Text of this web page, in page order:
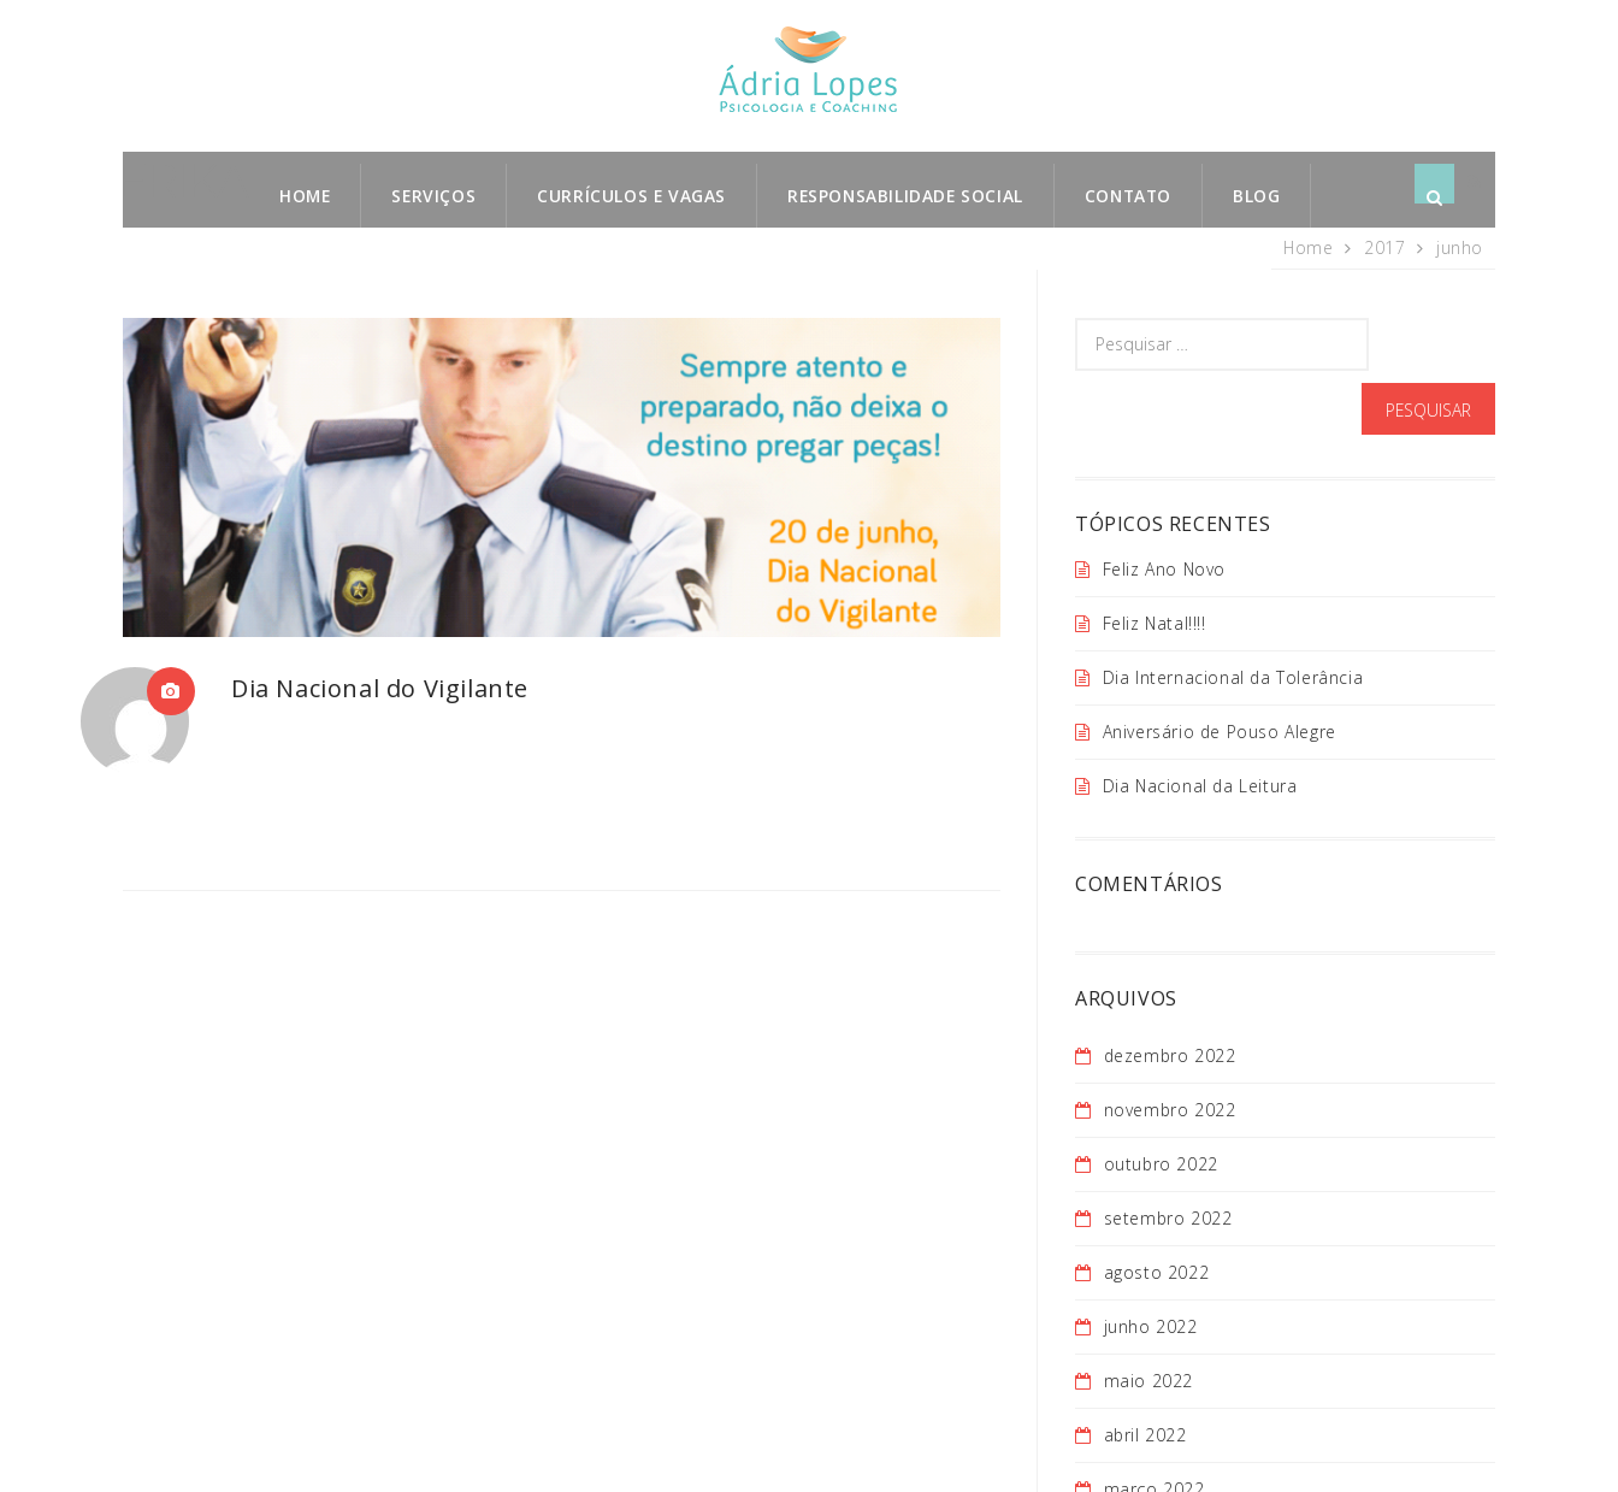
subscribe
HOME SERVIÇOS CURRÍCULOS E VAGAS RESPONSABILIDADE SOCIAL CONTATO BLOG
Home 2017 junho
Dia Nacional do Vigilante
TÓPICOS RECENTES
Feliz Ano Novo
Feliz Natal!!!!
Dia Internacional da Tolerância
Aniversário de Pouso Alegre
Dia Nacional da Leitura
COMENTÁRIOS
ARQUIVOS
dezembro 2022
novembro 2022
outubro 2022
setembro 2022
agosto 2022
junho 2022
maio 2022
abril 2022